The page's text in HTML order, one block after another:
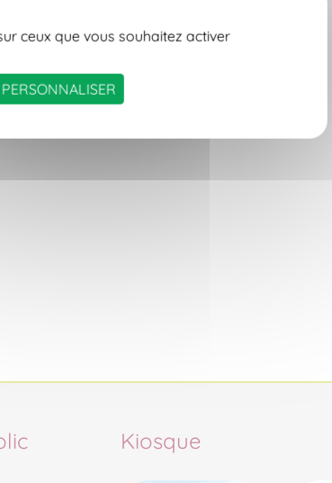
Rendez-
Kiosque
ceux que vous souhaitez activer
PERSONNALISER